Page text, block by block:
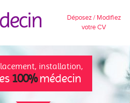
Déposez / Modifiez
votre CV
installation,
100%médecin